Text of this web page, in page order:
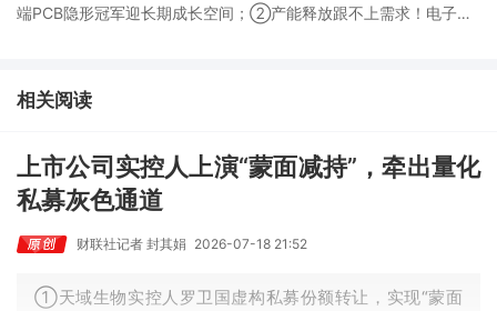
端PCB隐形冠军迎长期成长空间；②产能释放跟不上需求！电子布
价预期暂未被市场定价，王牌自营前瞻捕捉“预期差”，3日大涨
26%。
相关阅读
上市公司实控人上演“蒙面减持”，牵出量化
私募灰色通道
财联社记者 封其娟 2026-07-18 21:52
①天域生物实控人罗卫国虚构私募份额转让，实现“蒙面